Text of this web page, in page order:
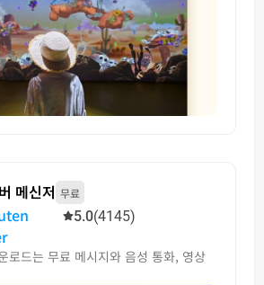
메신저 무료
5.0(4145)
로드는 무료 메시지와 음성 통화, 영상